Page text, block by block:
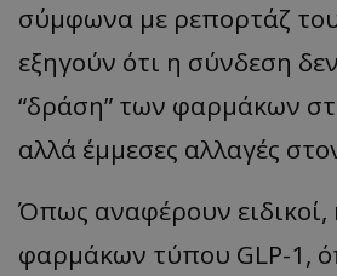
σύμφωνα με ρεπορτάζ του
εξηγούν ότι η σύνδεση
“δράση” των φαρμάκων
αλλά έμμεσες αλλαγές
Όπως αναφέρουν
φαρμάκων τύπου GLP-1,